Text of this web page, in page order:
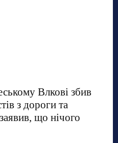
Влкові збив
з дороги та
що нічого